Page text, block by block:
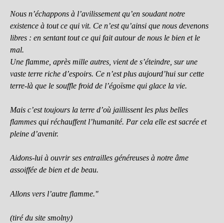
Nous n’échappons à l’avilissement qu’en soudant notre
existence à tout ce qui vit. Ce n’est qu’ainsi que nous devenons
libres : en sentant tout ce qui fait autour de nous le bien et le
mal.
Une flamme, après mille autres, vient de s’éteindre, sur une
vaste terre riche d’espoirs. Ce n’est plus aujourd’hui sur cette
terre-là que le souffle froid de l’égoïsme qui glace la vie.
Mais c’est toujours la terre d’où jaillissent les plus belles
flammes qui réchauffent l’humanité. Par cela elle est sacrée et
pleine d’avenir.
Aidons-lui à ouvrir ses entrailles généreuses à notre âme
assoiffée de bien et de beau.
Allons vers l’autre flamme."
(tiré du site smolny)